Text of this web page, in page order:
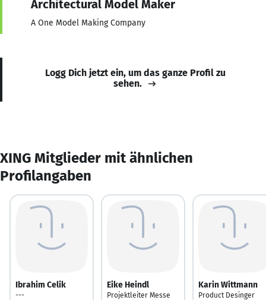
Architectural Model Maker
A One Model Making Company
Logg Dich jetzt ein, um das ganze Profil zu
sehen.
XING Mitglieder mit ähnlichen
Profilangaben
Ibrahim Celik
---
Eike Heindl
Projektleiter Messe
Karin Wittmann
Product Desinger